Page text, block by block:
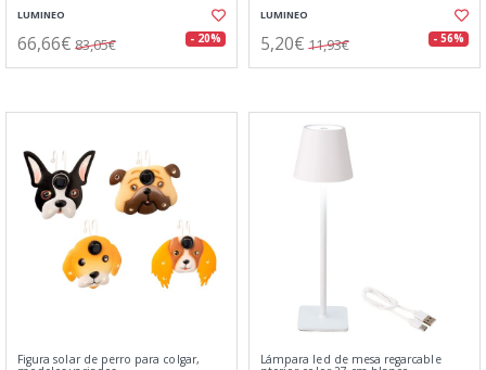
LUMINEO
66,66€ 83,05€ - 20%
LUMINEO
5,20€ 11,93€ - 56%
Figura solar de perro para colgar, Lámpara led de mesa regarcable